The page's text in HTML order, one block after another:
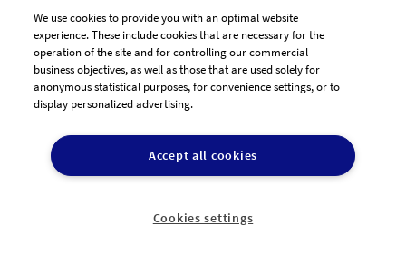
leserlich, Künstlerisch,
Kalligraphie
Hintergrund: Muster
Linien Art Deco Style
Emblem Versteckte Icons Kunstwerk Da es um Jungle
geht können Symbole oder Icons auch im
Hintergrund auftauchen: Ein A..
Preisgeld
We use cookies to provide you with an optimal website
experience. These include cookies that are necessary for the
operation of the site and for controlling our commercial
business objectives, as well as those that are used solely for
anonymous statistical purposes, for convenience settings, or to
display personalized advertising.
Accept all cookies
Cookies settings